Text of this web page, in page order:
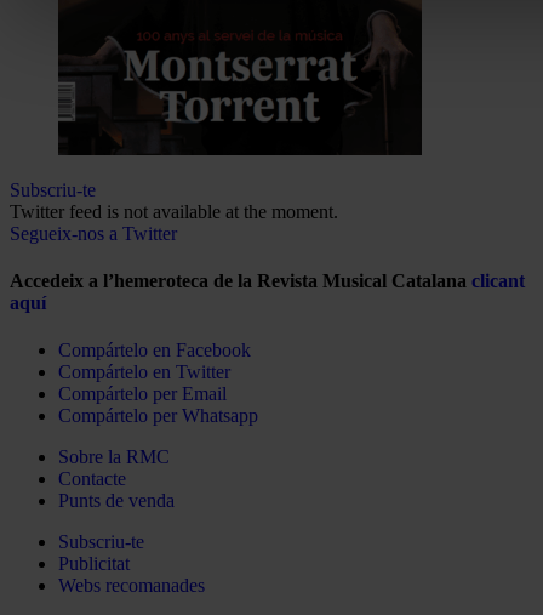
Subscriu-te
Twitter feed is not available at the moment.
Segueix-nos a Twitter
Accedeix a l’hemeroteca de la Revista Musical Catalana clicant
aquí
Compártelo en Facebook
Compártelo en Twitter
Compártelo per Email
Compártelo per Whatsapp
Sobre la RMC
Contacte
Punts de venda
Subscriu-te
Publicitat
Webs recomanades